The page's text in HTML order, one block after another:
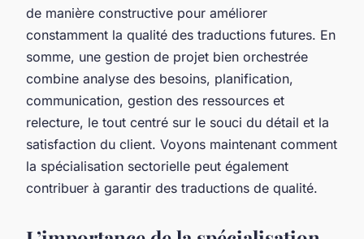
de manière constructive pour améliorer
constamment la qualité des traductions futures. En
somme, une gestion de projet bien orchestrée
combine analyse des besoins, planification,
communication, gestion des ressources et
relecture, le tout centré sur le souci du détail et la
satisfaction du client. Voyons maintenant comment
la spécialisation sectorielle peut également
contribuer à garantir des traductions de qualité.